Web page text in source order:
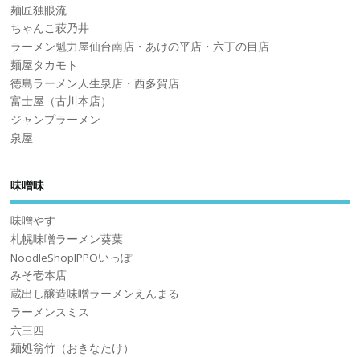
麺匠独眼流
ちゃんこ萩乃井
ラーメン魁力屋仙台南店・あけの平店・六丁の目店
麺屋タカモト
徳島ラーメン人生泉店・西多賀店
富士屋（古川本店）
ジャンプラーメン
泉屋
味噌味
味噌やす
札幌味噌ラーメン葵葉
NoodleShopIPPOいっぽ
みそ壱本店
蔵出し醸造味噌ラーメンえんまる
ラーメンスミス
六三四
麺処翁竹（おきなたけ）